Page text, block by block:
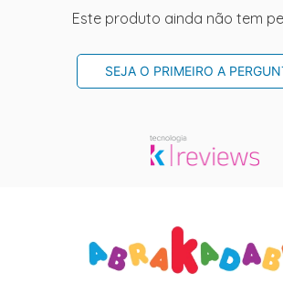
Este produto ainda não tem
SEJA O PRIMEIRO A